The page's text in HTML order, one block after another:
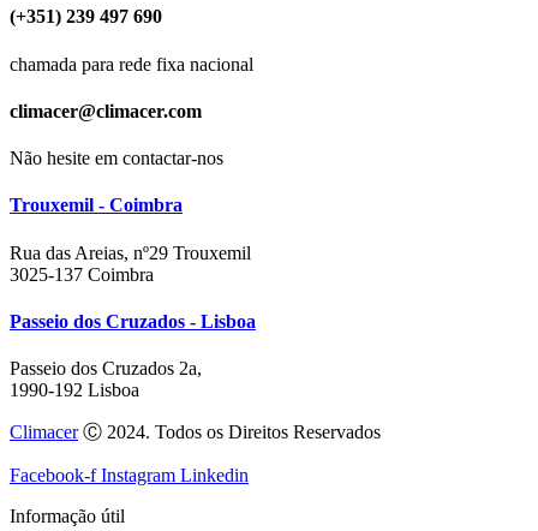
(+351) 239 497 690
chamada para rede fixa nacional
climacer@climacer.com
Não hesite em contactar-nos
Trouxemil - Coimbra
Rua das Areias, nº29 Trouxemil
3025-137 Coimbra
Passeio dos Cruzados - Lisboa
Passeio dos Cruzados 2a,
1990-192 Lisboa
ClimacerⒸ 2024. Todos os Direitos Reservados
Facebook-f Instagram Linkedin
Informação útil